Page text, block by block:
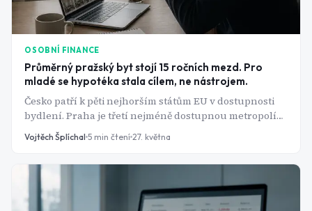
OSOBNÍ FINANCE
Průměrný pražský byt stojí 15 ročních mezd. Pro
mladé se hypotéka stala cílem, ne nástrojem.
Česko patří k pěti nejhorším státům EU v dostupnosti
bydlení. Praha je třetí nejméně dostupnou metropolí
celé Evropy, hůř je na tom jen Amsterdam a Athény.
Úrokové sazby hypoték, i přes postupný pokles,
uzamyká do nájemního bydlení nebo do závislosti na
rodičích.
Vojtěch Šplíchal 5 min čtení 27. května